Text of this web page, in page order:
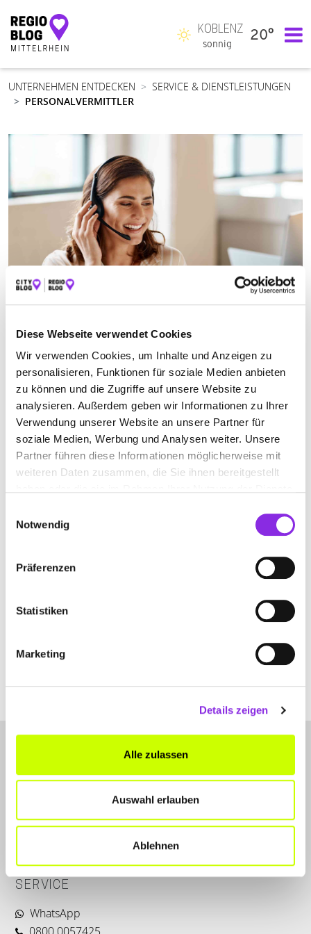
Diese Webseite verwendet Cookies
Wir verwenden Cookies, um Inhalte und Anzeigen zu
personalisieren, Funktionen für soziale Medien anbieten
zu können und die Zugriffe auf unsere Website zu
analysieren. Außerdem geben wir Informationen zu Ihrer
Verwendung unserer Website an unsere Partner für
soziale Medien, Werbung und Analysen weiter. Unsere
Partner führen diese Informationen möglicherweise mit
weiteren Daten zusammen, die Sie ihnen bereitgestellt
Notwendig
Präferenzen
Statistiken
Marketing
Details zeigen
Alle zulassen
Auswahl erlauben
Ablehnen
Hauptnavigation
KOBLENZ
sonnig
20°
UNTERNEHMEN ENTDECKEN
SERVICE & DIENSTLEISTUNGEN
PERSONALVERMITTLER
PERSONALVERMITTLER
Suchen nach
Finden
SPRUNGBRETT PERSONALSERVICE
Rheinstraße 32
Kontakt
SERVICE
WhatsApp